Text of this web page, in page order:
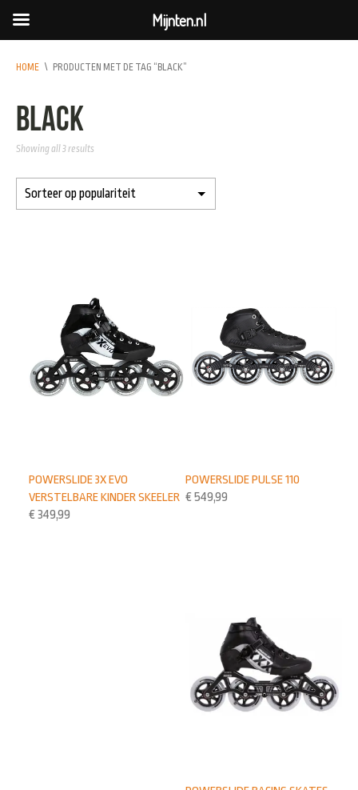
HOME \ PRODUCTEN MET DE TAG “BLACK”
black
Showing all 3 results
POWERSLIDE PULSE 110
€ 549,99
POWERSLIDE 3X EVO
VERSTELBARE KINDER SKEELER
€ 349,99
Mijnten.nl